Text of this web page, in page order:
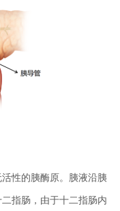
性的胰酶原。胰液沿胰
指肠，由于十二指肠内